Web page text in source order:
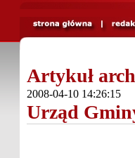
Artykuł
2008-04-10 14:26:15
Urząd